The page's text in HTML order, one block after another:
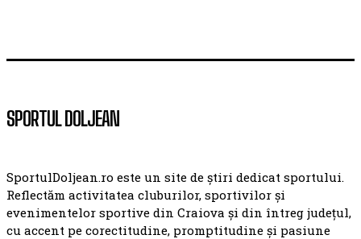
SPORTUL DOLJEAN
SportulDoljean.ro este un site de știri dedicat sportului.
Reflectăm activitatea cluburilor, sportivilor și
evenimentelor sportive din Craiova și din întreg județul,
cu accent pe corectitudine, promptitudine și pasiune